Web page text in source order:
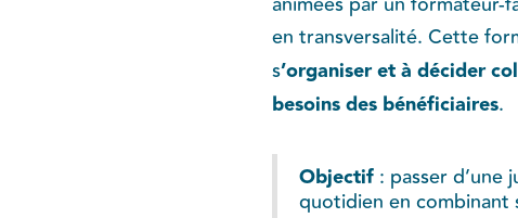
en transversalité. Cette
s’organiser et à décider
besoins des bénéficiaires.
Objectif : passer d’une
quotidien en combinant